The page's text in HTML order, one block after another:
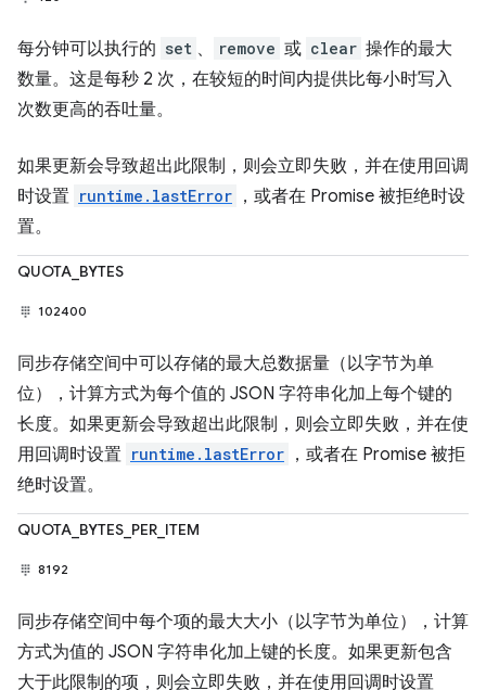
每分钟可以执行的 set 、 remove 或 clear 操作的最大
数量。这是每秒 2 次，在较短的时间内提供比每小时写入
次数更高的吞吐量。
如果更新会导致超出此限制，则会立即失败，并在使用回调
时设置 runtime.lastError ，或者在 Promise 被拒绝时设
置。
QUOTA_BYTES
102400
同步存储空间中可以存储的最大总数据量（以字节为单
位），计算方式为每个值的 JSON 字符串化加上每个键的
长度。如果更新会导致超出此限制，则会立即失败，并在使
用回调时设置 runtime.lastError ，或者在 Promise 被拒
绝时设置。
QUOTA_BYTES_PER_ITEM
8192
同步存储空间中每个项的最大大小（以字节为单位），计算
方式为值的 JSON 字符串化加上键的长度。如果更新包含
大于此限制的项，则会立即失败，并在使用回调时设置